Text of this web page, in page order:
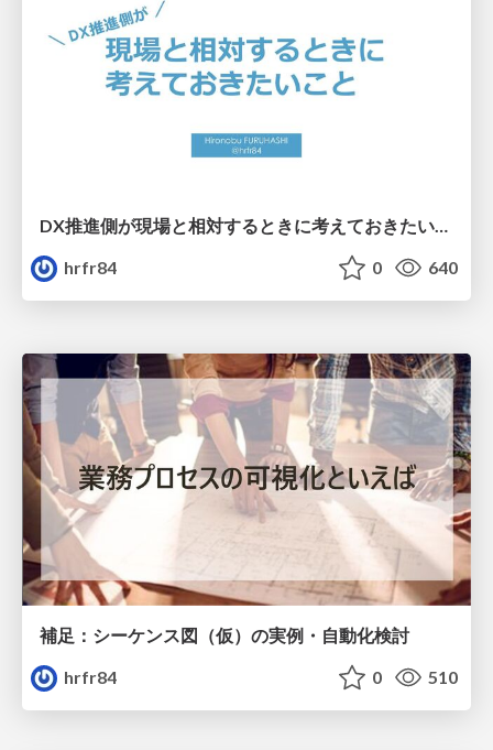
hrfr84
0 640
補足：シーケンス図（仮）の実例・自動化検討
hrfr84
0 510